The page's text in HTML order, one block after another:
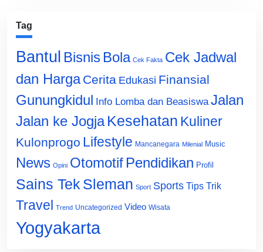
Tag
Bantul Bisnis Bola Cek Fakta Cek Jadwal
dan Harga Cerita Edukasi Finansial
Gunungkidul Info Lomba dan Beasiswa Jalan
Jalan ke Jogja Kesehatan Kuliner
Kulonprogo Lifestyle Mancanegara Milenial Music
News Opini Otomotif Pendidikan Profil
Sains Tek Sleman Sport Sports Tips Trik
Travel Trend Uncategorized Video Wisata
Yogyakarta